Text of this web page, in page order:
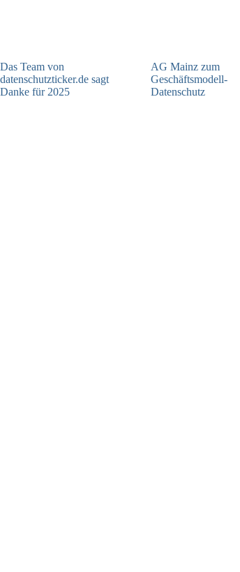
Das Team von
datenschutzticker.de sagt
Danke für 2025
AG Mainz zum
Geschäftsmodell-
Datenschutz